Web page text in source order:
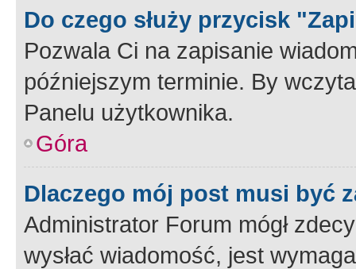
Do czego służy przycisk
Pozwala Ci na zapisanie
późniejszym terminie. By
Panelu użytkownika.
Góra
Dlaczego mój post musi być
Administrator Forum mógł
wysłać wiadomość, jest